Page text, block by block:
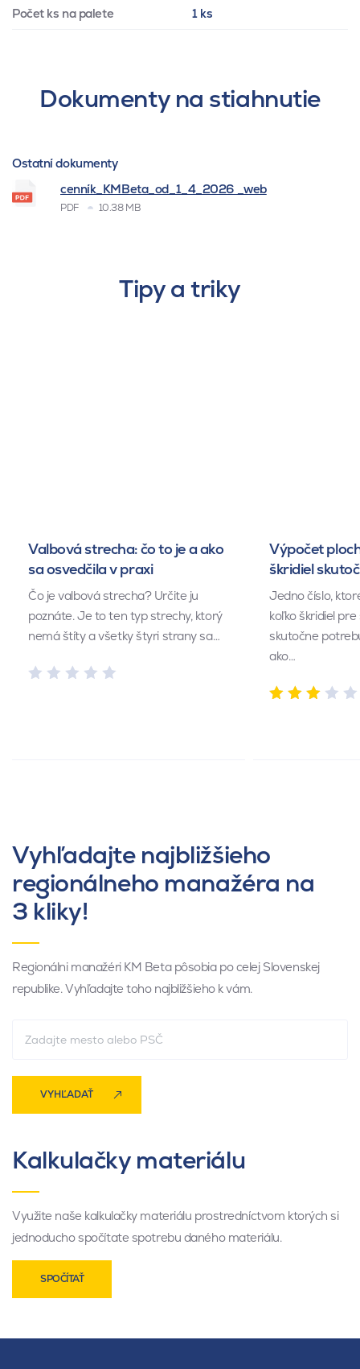
Počet ks na palete 1 ks
Dokumenty na stiahnutie
Ostatní dokumenty
cenník_KMBeta_od_1_4_2026 _web
PDF 10.38 MB
Tipy a triky
Valbová strecha: čo to je a ako
sa osvedčila v praxi
Čo je valbová strecha? Určite ju
poznáte. Je to ten typ strechy, ktorý
nemá štíty a všetky štyri strany sa…
Výpočet
škridiel
Jedno číslo,
koľko škridiel
skutočne
ako…
Vyhľadajte najbližšieho
regionálneho manažéra na
3 kliky!
Regionálni manažéri KM Beta pôsobia po celej Slovenskej
republike. Vyhľadajte toho najbližšieho k vám.
VYHĽADAŤ
Kalkulačky materiálu
Využite naše kalkulačky materiálu prostredníctvom ktorých si
jednoducho spočítate spotrebu daného materiálu.
SPOČÍTAŤ